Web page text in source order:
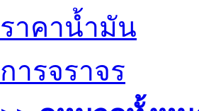
ราคาน้ำมัน
การจราจร